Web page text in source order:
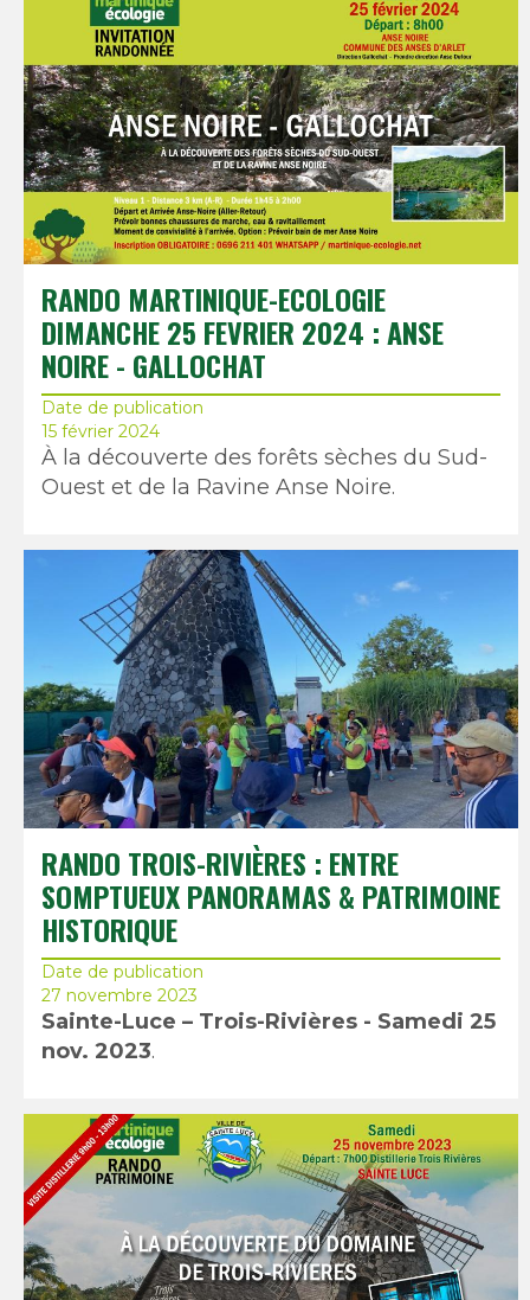
RANDO MARTINIQUE-ECOLOGIE
DIMANCHE 25 FEVRIER 2024 : ANSE
NOIRE - GALLOCHAT
Date de publication
15 février 2024
À la découverte des forêts sèches du Sud-
Ouest et de la Ravine Anse Noire.
RANDO TROIS-RIVIÈRES : ENTRE
SOMPTUEUX PANORAMAS & PATRIMOINE
HISTORIQUE
Date de publication
27 novembre 2023
Sainte-Luce – Trois-Rivières - Samedi 25
nov. 2023.